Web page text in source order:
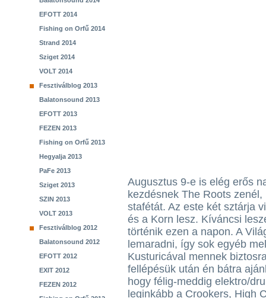
EFOTT 2014
Fishing on Orfű 2014
Strand 2014
Sziget 2014
VOLT 2014
Fesztiválblog 2013
Balatonsound 2013
EFOTT 2013
FEZEN 2013
Fishing on Orfű 2013
Hegyalja 2013
PaFe 2013
Sziget 2013
SZIN 2013
VOLT 2013
Fesztiválblog 2012
Balatonsound 2012
EFOTT 2012
EXIT 2012
FEZEN 2012
Augusztus 9-e is elég erős
kezdésnek The Roots
stafétát. Az este két sztárja
és a Korn lesz. Kíváncsi
történik ezen a napon. A
lemaradni, így sok egyéb
Kusturicával mennek
fellépésük után én bátra
hogy félig-meddig elektro/
leginkább a Crookers, High